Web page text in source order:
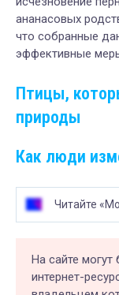
ананасовых
что собранные
эффективные
Птицы,
природы
Как люди
Читайте
На сайте
интернет-